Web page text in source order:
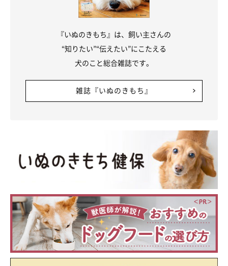
『いぬのきもち』は、飼い主さんの
“知りたい”“伝えたい”にこたえる
犬のこと総合雑誌です。
雑誌『いぬのきもち』